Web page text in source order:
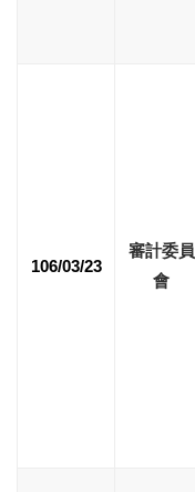
106/03/23
審計委員
會